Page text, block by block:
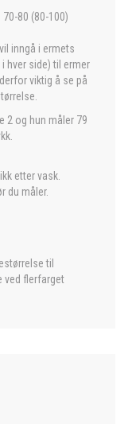
80 (80-100)
inngå i ermets
hver side) til ermer
viktig å se på
2 og hun måler 79
etter vask.
du måler.
til
ved flerfarget